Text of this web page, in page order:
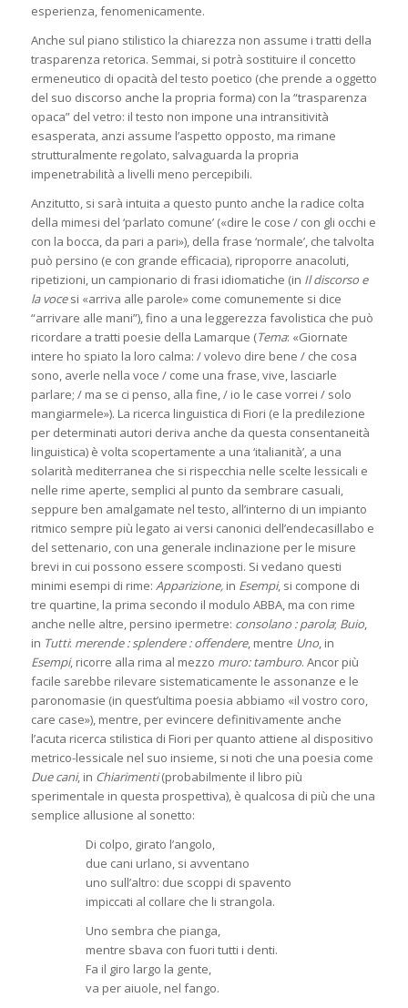
esperienza, fenomenicamente.
Anche sul piano stilistico la chiarezza non assume i tratti della
trasparenza retorica. Semmai, si potrà sostituire il concetto
ermeneutico di opacità del testo poetico (che prende a oggetto
del suo discorso anche la propria forma) con la “trasparenza
opaca” del vetro: il testo non impone una intransitività
esasperata, anzi assume l’aspetto opposto, ma rimane
strutturalmente regolato, salvaguarda la propria
impenetrabilità a livelli meno percepibili.
Anzitutto, si sarà intuita a questo punto anche la radice colta
della mimesi del ‘parlato comune’ («dire le cose / con gli occhi e
con la bocca, da pari a pari»), della frase ‘normale’, che talvolta
può persino (e con grande efficacia), riproporre anacoluti,
ripetizioni, un campionario di frasi idiomatiche (in Il discorso e
la vocesi «arriva alle parole» come comunemente si dice
“arrivare alle mani”), fino a una leggerezza favolistica che può
ricordare a tratti poesie della Lamarque (Tema: «Giornate
intere ho spiato la loro calma: / volevo dire bene / che cosa
sono, averle nella voce / come una frase, vive, lasciarle
parlare; / ma se ci penso, alla fine, / io le case vorrei / solo
mangiarmele»). La ricerca linguistica di Fiori (e la predilezione
per determinati autori deriva anche da questa consentaneità
linguistica) è volta scopertamente a una ‘italianità’, a una
solarità mediterranea che si rispecchia nelle scelte lessicali e
nelle rime aperte, semplici al punto da sembrare casuali,
seppure ben amalgamate nel testo, all’interno di un impianto
ritmico sempre più legato ai versi canonici dell’endecasillabo e
del settenario, con una generale inclinazione per le misure
brevi in cui possono essere scomposti. Si vedano questi
minimi esempi di rime: Apparizione, in Esempi, si compone di
tre quartine, la prima secondo il modulo ABBA, ma con rime
anche nelle altre, persino ipermetre: consolano : parola; Buio,
in Tutti: merende : splendere : offendere, mentre Uno, in
Esempi, ricorre alla rima al mezzo muro: tamburo. Ancor più
facile sarebbe rilevare sistematicamente le assonanze e le
paronomasie (in quest’ultima poesia abbiamo «il vostro coro,
care case»), mentre, per evincere definitivamente anche
l’acuta ricerca stilistica di Fiori per quanto attiene al dispositivo
metrico-lessicale nel suo insieme, si noti che una poesia come
Due cani, in Chiarimenti(probabilmente il libro più
sperimentale in questa prospettiva), è qualcosa di più che una
semplice allusione al sonetto:
Di colpo, girato l’angolo,
due cani urlano, si avventano
uno sull’altro: due scoppi di spavento
impiccati al collare che li strangola.
Uno sembra che pianga,
mentre sbava con fuori tutti i denti.
Fa il giro largo la gente,
va per aiuole, nel fango.